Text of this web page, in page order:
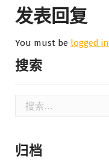
发表回复
You must be logged in
搜索
归档